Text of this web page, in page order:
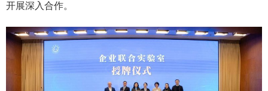
开展深入合作。